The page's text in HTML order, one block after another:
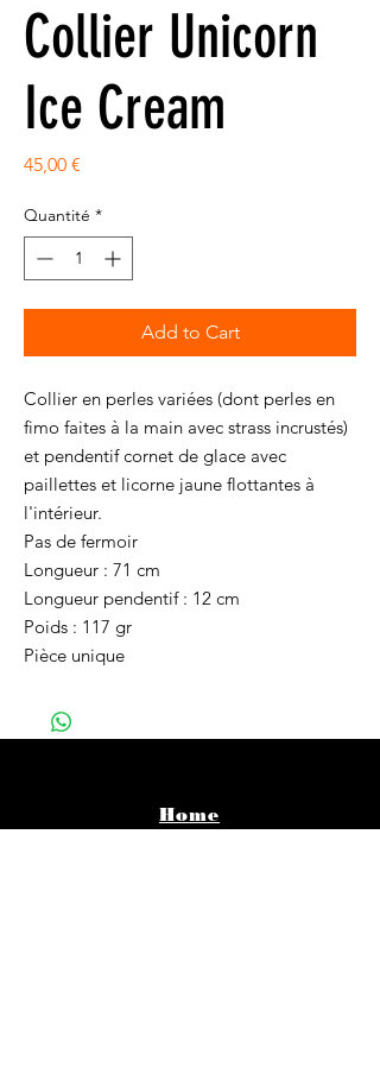
Collier Unicorn
Ice Cream
45,00 €
Quantité *
Add to Cart
Collier en perles variées (dont perles en
fimo faites à la main avec strass incrustés)
et pendentif cornet de glace avec
paillettes et licorne jaune flottantes à
l'intérieur.
Pas de fermoir
Longueur : 71 cm
Longueur pendentif : 12 cm
Poids : 117 gr
Pièce unique
Home